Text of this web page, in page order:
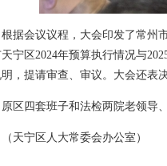
根据会议议程，大会印发了常州
宁区2024年预算执行情况与
明，提请审查、审议。大会还表
原区四套班子和法检两院老领导
（天宁区人大常委会办公室）